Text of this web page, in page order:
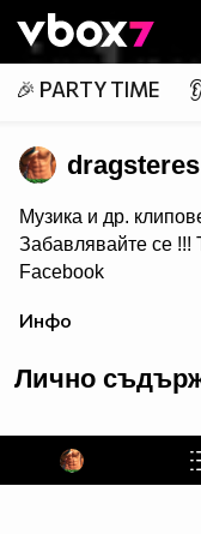
👾
🎉 PARTY TIME
dragsteres
Музика и др.
Забавлявайте се !!!
Facebook
Абонирате за мен
Инфо
Лично